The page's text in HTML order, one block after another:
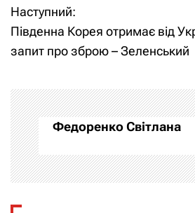
в
і
а
ц
і
Наступний:
Південна Корея отримає від
запит про зброю – Зеленський
Федоренко Світлана